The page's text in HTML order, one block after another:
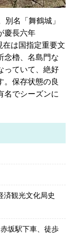
名「舞鶴城」
慶長六年
在は国指定重要文
念櫓、名島門な
っていて、絶好
。保存状態の良
名でシーズンに
済観光文化局史
坂駅下車、徒歩